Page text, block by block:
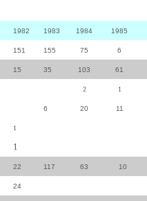
1982 1983 1984 1985
151 155 75 6
15 35 103 61
2 1
6 20 11
1
1
22 117 63 10
24